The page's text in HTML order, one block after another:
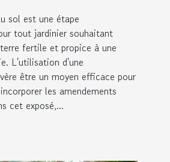
sol est une étape
tout jardinier souhaitant
fertile et propice à une
L'utilisation d'une
être un moyen efficace pour
les amendements
cet exposé,...